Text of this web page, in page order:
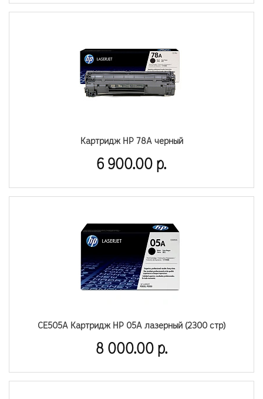
Картридж HP 78A черный
6 900.00 р.
CE505A Картридж HP 05A лазерный (2300 стр)
8 000.00 р.